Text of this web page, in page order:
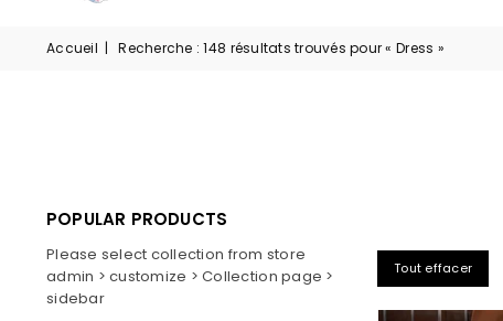
Accueil | Recherche : 148 résultats trouvés pour « Dress »
Tout effacer
POPULAR PRODUCTS
Please select collection from store
admin > customize > Collection page >
sidebar